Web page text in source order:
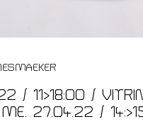
/ 11>18:00 /
ME. 27.04.22 /